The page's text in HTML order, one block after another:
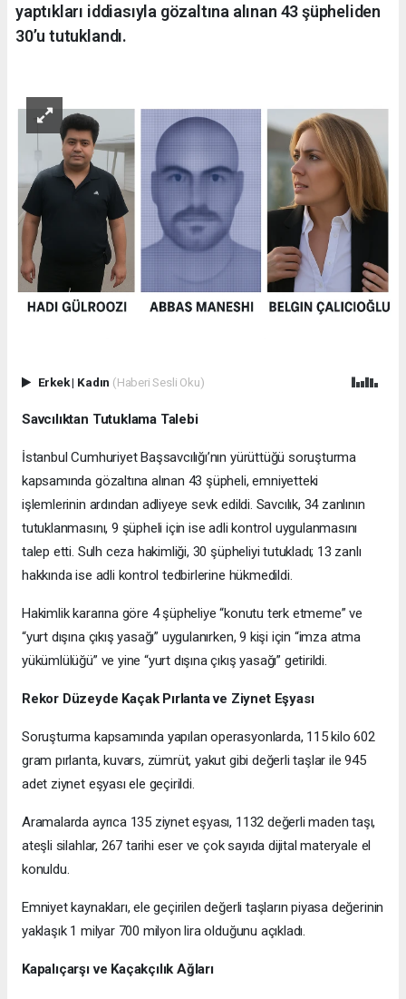
yaptıkları iddiasıyla gözaltına alınan 43 şüpheliden
30’u tutuklandı.
Erkek| Kadın (Haberi Sesli Oku)
Savcılıktan Tutuklama Talebi
İstanbul Cumhuriyet Başsavcılığı’nın yürüttüğü soruşturma
kapsamında gözaltına alınan 43 şüpheli, emniyetteki
işlemlerinin ardından adliyeye sevk edildi. Savcılık, 34 zanlının
tutuklanmasını, 9 şüpheli için ise adli kontrol uygulanmasını
talep etti. Sulh ceza hakimliği, 30 şüpheliyi tutukladı; 13 zanlı
hakkında ise adli kontrol tedbirlerine hükmedildi.
Hakimlik kararına göre 4 şüpheliye “konutu terk etmeme” ve
“yurt dışına çıkış yasağı” uygulanırken, 9 kişi için “imza atma
yükümlülüğü” ve yine “yurt dışına çıkış yasağı” getirildi.
Rekor Düzeyde Kaçak Pırlanta ve Ziynet Eşyası
Soruşturma kapsamında yapılan operasyonlarda, 115 kilo 602
gram pırlanta, kuvars, zümrüt, yakut gibi değerli taşlar ile 945
adet ziynet eşyası ele geçirildi.
Aramalarda ayrıca 135 ziynet eşyası, 1132 değerli maden taşı,
ateşli silahlar, 267 tarihi eser ve çok sayıda dijital materyale el
konuldu.
Emniyet kaynakları, ele geçirilen değerli taşların piyasa değerinin
yaklaşık 1 milyar 700 milyon lira olduğunu açıkladı.
Kapalıçarşı ve Kaçakçılık Ağları